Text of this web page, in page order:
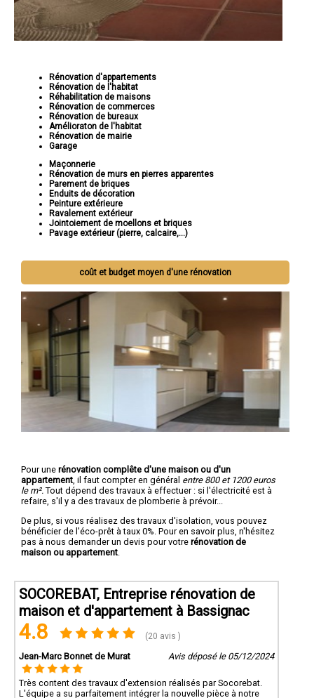
Rénovation d'appartements
Rénovation de l'habitat
Réhabilitation de maisons
Rénovation de commerces
Rénovation de bureaux
Amélioraton de l'habitat
Rénovation de mairie
Garage
Maçonnerie
Rénovation de murs en pierres apparentes
Parement de briques
Enduits de décoration
Peinture extérieure
Ravalement extérieur
Jointoiement de moellons et briques
Pavage extérieur (pierre, calcaire,...)
coût et budget moyen d'une rénovation
Pour une rénovation complête d'une maison ou d'un
appartement , il faut compter en général entre 800 et 1200 euros
le m². Tout dépend des travaux à effectuer : si l'électricité est à
refaire, s'il y a des travaux de plomberie à prévoir...
De plus, si vous réalisez des travaux d'isolation, vous pouvez
bénéficier de l'éco-prêt à taux 0%. Pour en savoir plus, n'hésitez
pas à nous demander un devis pour votre rénovation de
maison ou appartement
SOCOREBAT, Entreprise rénovation de
maison et d'appartement à Bassignac
4.8 (20 avis )
Jean-Marc Bonnet de Murat Avis déposé le 05/12/2024
Très content des travaux d'extension réalisés par Socorebat.
L'équipe a su parfaitement intégrer la nouvelle pièce à notre